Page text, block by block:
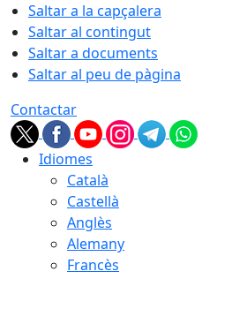
Saltar a la capçalera
Saltar al contingut
Saltar a documents
Saltar al peu de pàgina
Contactar
Idiomes
Català
Castellà
Anglès
Alemany
Francès